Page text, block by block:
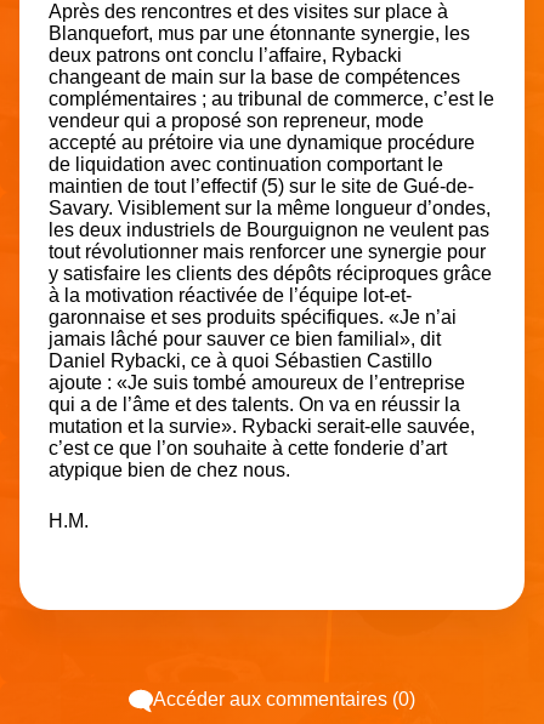
Après des rencontres et des visites sur place à
Blanquefort, mus par une étonnante synergie, les
deux patrons ont conclu l’affaire, Rybacki
changeant de main sur la base de compétences
complémentaires ; au tribunal de commerce, c’est le
vendeur qui a proposé son repreneur, mode
accepté au prétoire via une dynamique procédure
de liquidation avec continuation comportant le
maintien de tout l’effectif (5) sur le site de Gué-de-
Savary. Visiblement sur la même longueur d’ondes,
les deux industriels de Bourguignon ne veulent pas
tout révolutionner mais renforcer une synergie pour
y satisfaire les clients des dépôts réciproques grâce
à la motivation réactivée de l’équipe lot-et-
garonnaise et ses produits spécifiques. «Je n’ai
jamais lâché pour sauver ce bien familial», dit
Daniel Rybacki, ce à quoi Sébastien Castillo
ajoute : «Je suis tombé amoureux de l’entreprise
qui a de l’âme et des talents. On va en réussir la
mutation et la survie». Rybacki serait-elle sauvée,
c’est ce que l’on souhaite à cette fonderie d’art
atypique bien de chez nous.
H.M.
Accéder aux commentaires (0)